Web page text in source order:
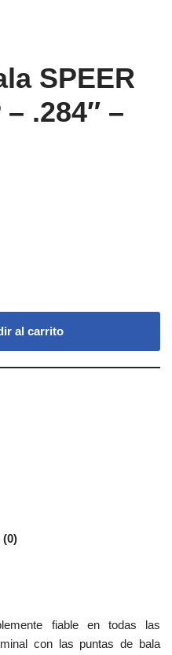
SPEER
.284″ –
al carrito
(0)
fiable en todas las
con las puntas de bala